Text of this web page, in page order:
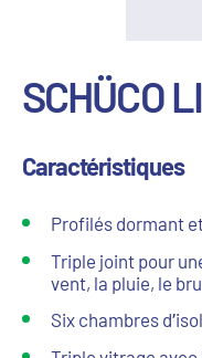
SCHÜCO
Caractéristiques
Profilés dormant
Triple joint pour
vent, la pluie, le
Six chambres